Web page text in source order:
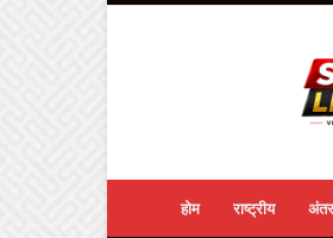
होम राष्ट्रीय